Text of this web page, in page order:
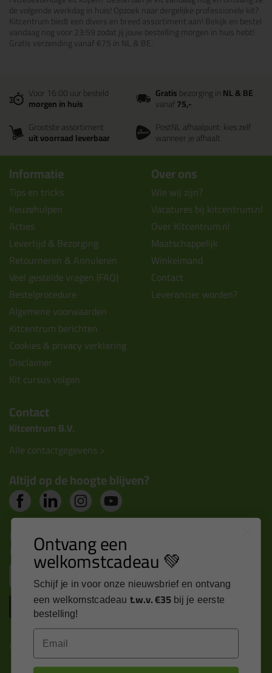
de volgende werkdag in huis! Opzoek naar dergelijke professionele kit?
Kitcentrum biedt een divers en breed assortiment aan! Bekijk en bestel
vandaag nog voor 23:59 zodat jij jouw bestelling morgen in huis hebt!
Gratis verzending vanaf €75 in NL & BE.
Voor 16:00 uur besteld
morgen in huis
Gratisbezorging inNL & BE
vanaf75,-
Grootste assortiment
uit voorraad leverbaar
PostNL afhaalpunt: kies zelf
wanneer je afhaalt
Informatie
Tips en tricks
Keuzehulpen
Acties
Levertijd & Bezorging
Retourneren & Annuleren
Veel gestelde vragen (FAQ)
Bestelprocedure
Algemene voorwaarden
Kitcentrum berichten
Cookies & privacy verklaring
Disclaimer
Kit cursus volgen
Over ons
Wie wij zijn?
Vacatures bij kitcentrum.nl
Over Kitcentrum.nl
Maatschappelijk
Winkelmand
Contact
Leverancier worden?
Contact
Kitcentrum B.V.
Alle contactgegevens >
Altijd op de hoogte blijven?
Nieuws, tips en exclusieve deals rechtstreeks in je
inbox
Inschrijven
Kitcentrum is trots op:
Ontvang een
welkomstcadeau 💚
Schijf je in voor onze nieuwsbrief en ontvang
een welkomstcadeau t.w.v. €35 bij je eerste
bestelling!
Email